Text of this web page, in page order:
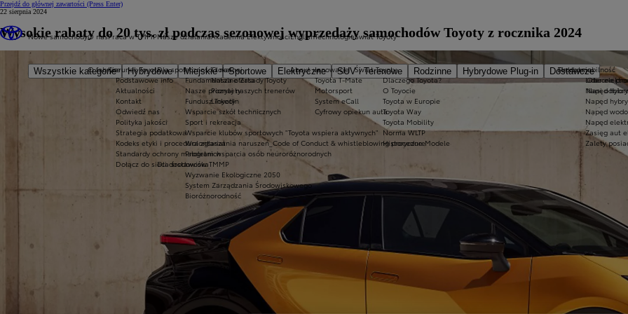
Przejdź do głównej zawartości (Press Enter)
Nowe samochody
Wszystkie kategorie Hybrydowe Miejskie Sportowe Elektryczne SUV i Terenowe Rodzinne Hybrydowe Plug-in
Dostawcze
O nas
O fabryce
Podstawowe info
Aktualności
Kontakt
Odwiedź nas
Polityka jakości
Strategia podatkowa
Kodeks etyki i procedura zgłaszania naruszeń_Code of Conduct & whistleblowing procedure
Standardy ochrony małoletnich
Dołącz do sieci dostawców TMMP
Produkcja
Obecne
Nasi
Praca w TMMP
Kierunek Toyota
Nasze działania
Dla społeczności lokalnej
Fundamentalne Zasady Toyoty
Nasze priorytety
Fundusz Toyoty
Wsparcie szkół technicznych
Sport i rekreacja
Wsparcie klubów sportowych "Toyota wspiera aktywnych"
Wolontariat
Program wsparcia osób neuroróżnorodnych
Dla środowiska
Wyzwanie Ekologiczne 2050
System Zarządzania Środowiskowego
Bioróżnorodność
Akademia Efektywności
O nas
Nasza oferta
Poznaj naszych trenerów
LinkedIn
English
About us
Technologie
Innowacje
Toyota T-Mate
Motorsport
System eCall
Cyfrowy opiekun auta
Elektromobilność
Lider
Napęd
Napęd
Napęd
Napęd
Zasięg aut
Zalety
Świat Toyoty
Świat Toyoty
Dlaczego Toyota?
O Toyocie
Toyota w Europie
Toyota Way
Toyota Mobility
Norma WLTP
Historyczne Modele
22 sierpnia 2024
Wysokie rabaty do 20 tys. zł podczas sezonowej wyprzedaży samochodów Toyoty z rocznika 2024